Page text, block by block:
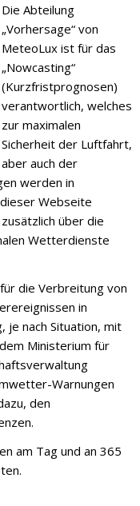
Die Abteilung
„Vorhersage“ von
MeteoLux ist für das
„Nowcasting“
(Kurzfristprognosen)
verantwortlich, welches
zur maximalen
Sicherheit der Luftfahrt,
aber auch der
werden in
Webseite
über die
Wetterdienste
die Verbreitung von
in
je nach Situation, mit
Ministerium für
Warnungen
den
am Tag und an 365